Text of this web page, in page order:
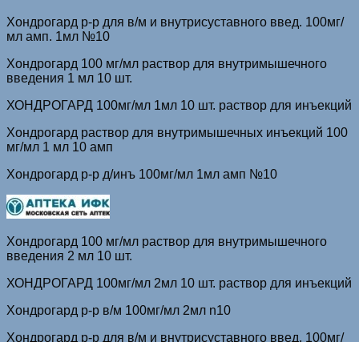
Хондрогард р-р для в/м и внутрисуставного введ. 100мг/
мл амп. 1мл №10
Хондрогард 100 мг/мл раствор для внутримышечного
введения 1 мл 10 шт.
ХОНДРОГАРД 100мг/мл 1мл 10 шт. раствор для инъекций
Хондрогард раствор для внутримышечных инъекций 100
мг/мл 1 мл 10 амп
Хондрогард р-р д/инъ 100мг/мл 1мл амп №10
Хондрогард 100 мг/мл раствор для внутримышечного
введения 2 мл 10 шт.
ХОНДРОГАРД 100мг/мл 2мл 10 шт. раствор для инъекций
Хондрогард р-р в/м 100мг/мл 2мл n10
Хондрогард р-р для в/м и внутрисуставного введ. 100мг/